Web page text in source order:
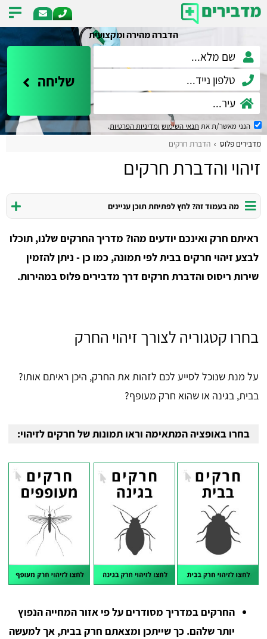
הדברה מהירה ומקצועית
שליחה
הנני מאשר/ת את תנאי השימוש ומדיניות הפרטיות.
מדבירים פלוס הדברת חרקים
זיהוי והדברת חרקים
מה בעמוד זה? לחץ לפתיחת תוכן עניינים
ראיתם חרק ואינכם יודעים מהו? מדריך החרקים שלנו, תוכלו
לבצע זיהוי חרקים בבית לפי תמונה, כמו כן - ניתן להזמין
שירות ריסוס והדברת חרקים דרך מדבירים פלוס במהירות.
בחרו קטגוריה לצורך זיהוי החרק
על מנת שנוכל לסייע לכם לזהות את החרק, היכן ראיתם אותו?
בבית, בגינה או שהוא חרק מעופף?
בחרו באופציה המתאימה וראו תמונות של חרקים לזיהוי:
החרקים במדריך מסודרים על פי אזור המחייה הנפוץ
יותר שלהם. כך שייתכן ומצאתם חרק בבית, אך למעשה